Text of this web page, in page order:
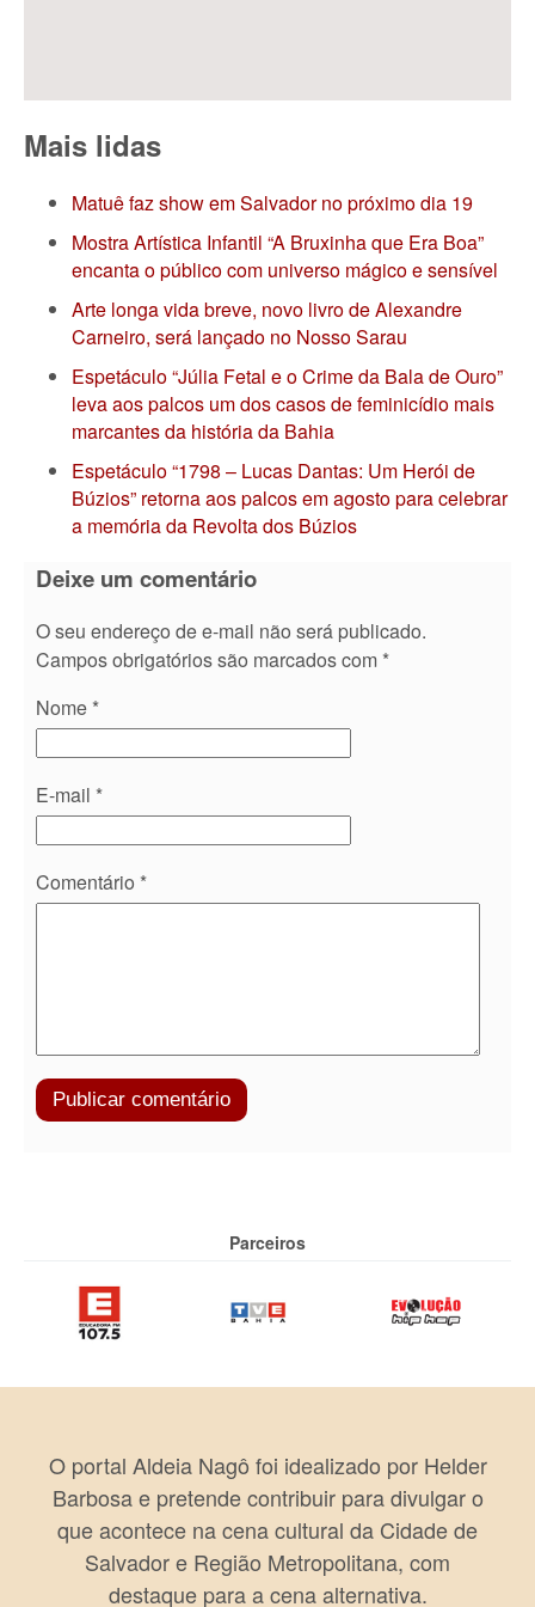
Mais lidas
Matuê faz show em Salvador no próximo dia 19
Mostra Artística Infantil “A Bruxinha que Era Boa”
encanta o público com universo mágico e sensível
Arte longa vida breve, novo livro de Alexandre
Carneiro, será lançado no Nosso Sarau
Espetáculo “Júlia Fetal e o Crime da Bala de Ouro”
leva aos palcos um dos casos de feminicídio mais
marcantes da história da Bahia
Espetáculo “1798 – Lucas Dantas: Um Herói de
Búzios” retorna aos palcos em agosto para celebrar
a memória da Revolta dos Búzios
Deixe um comentário
O seu endereço de e-mail não será publicado.
Campos obrigatórios são marcados com *
Nome *
E-mail *
Comentário *
Parceiros
O portal Aldeia Nagô foi idealizado por Helder
Barbosa e pretende contribuir para divulgar o
que acontece na cena cultural da Cidade de
Salvador e Região Metropolitana, com
destaque para a cena alternativa.